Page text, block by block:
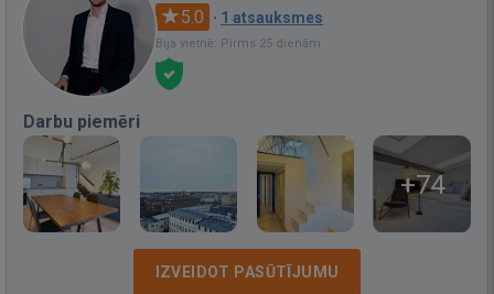
5.0 · 1 atsauksmes
Bija vietnē: Pirms 25 dienām
Darbu piemēri
+74
IZVEIDOT PASŪTĪJUMU